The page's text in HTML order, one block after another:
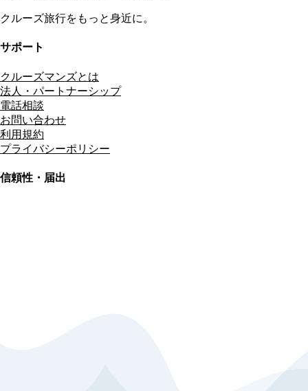
クルーズ旅行をもっと身近に。
サポート
クルーズマンズとは
法人・パートナーシップ
電話相談
お問い合わせ
利用規約
プライバシーポリシー
信頼性・届出